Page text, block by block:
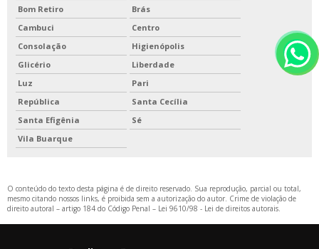
Bom Retiro
Brás
Cambuci
Centro
Consolação
Higienópolis
Glicério
Liberdade
Luz
Pari
República
Santa Cecília
Santa Efigênia
Sé
Vila Buarque
O conteúdo do texto desta página é de direito reservado. Sua reprodução, parcial ou total,
mesmo citando nossos links, é proibida sem a autorização do autor. Crime de violação de
direito autoral – artigo 184 do Código Penal – Lei 9610/98 - Lei de direitos autorais